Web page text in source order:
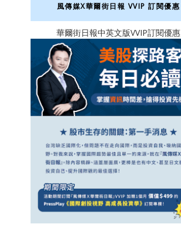
風傳媒X華爾街日報 VVIP 訂閱優惠
華爾街日報中英文版VVIP訂閱優惠